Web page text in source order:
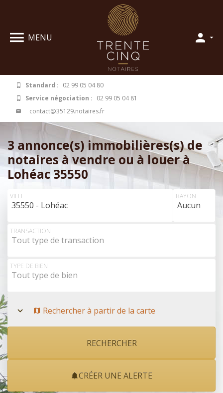
MENU
Standard : 02 99 05 04 80
Service négociation : 02 99 05 04 81
contact@35129.notaires.fr
3 annonce(s) immobilières(s) de
notaires à vendre ou à louer à
Lohéac 35550
VILLE
35550 - Lohéac
Rechercher à partir de la carte
RAYON
Aucun
TRANSACTION
Tout type de transaction
TYPE DE BIEN
Tout type de bien
Rechercher à partir de la carte
CRÉER UNE ALERTE
Panneau de gestion des cookies